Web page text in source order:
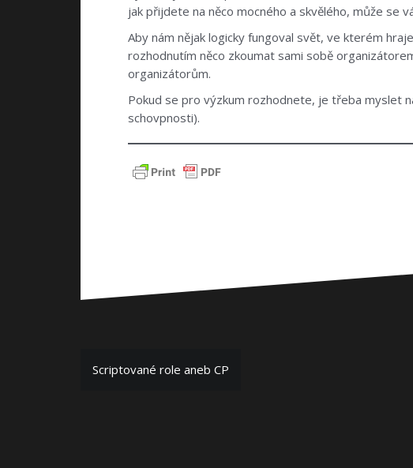
jak přijdete na něco mocného a skvělého, může se
Aby nám nějak logicky fungoval svět, ve kterém
rozhodnutím něco zkoumat sami sobě
organizátorům.
Pokud se pro výzkum rozhodnete, je třeba myslet
schovpnosti).
Navigace
pro
Scriptované role aneb CP